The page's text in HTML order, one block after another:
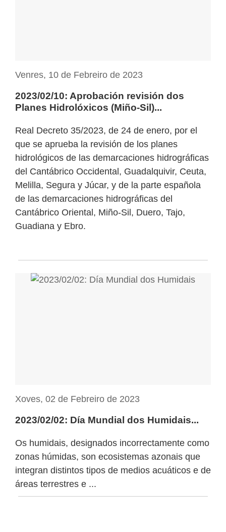
Venres, 10 de Febreiro de 2023
2023/02/10: Aprobación revisión dos
Planes Hidrolóxicos (Miño-Sil)...
Real Decreto 35/2023, de 24 de enero, por el
que se aprueba la revisión de los planes
hidrológicos de las demarcaciones hidrográficas
del Cantábrico Occidental, Guadalquivir, Ceuta,
Melilla, Segura y Júcar, y de la parte española
de las demarcaciones hidrográficas del
Cantábrico Oriental, Miño-Sil, Duero, Tajo,
Guadiana y Ebro.
Xoves, 02 de Febreiro de 2023
2023/02/02: Día Mundial dos Humidais...
Os humidais, designados incorrectamente como
zonas húmidas, son ecosistemas azonais que
integran distintos tipos de medios acuáticos e de
áreas terrestres e ...